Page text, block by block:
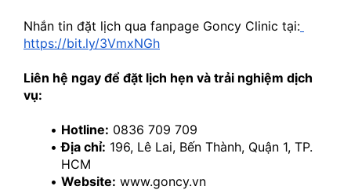
Nhắn tin đặt lịch qua fanpage Goncy Clinic tại:
https://bit.ly/3VmxNGh
Liên hệ ngay để đặt lịch hẹn và trải nghiệm dịch
vụ:
Hotline: 0836 709 709
Địa chỉ: 196, Lê Lai, Bến Thành, Quận 1, TP.
HCM
Website: www.goncy.vn